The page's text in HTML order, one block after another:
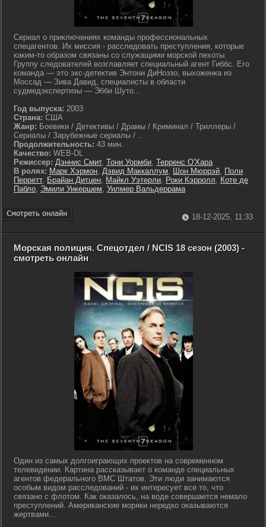
Сериал о приключениях команды профессиональных
спецагентов. Их миссия - расследовать преступления, которые
каким-то образом связаны со служащими морской пехоты.
Группу следователей возглавляет специальный агент Гиббс. Его
команда — это экс-детектив Энтони ДиНоззо, выхоженка из
Моссад — Зива Давид, специалисты в области
судмедэкспертизы — Эбби Шуто...
Год выпуска: 2003
Страна: США
Жанр: Боевики / Детективы / Драмы / Криминал / Триллеры /
Сериалы / Зарубежные сериалы / ..
Продолжительность: 43 мин.
Качество: WEB-DL
Режиссер: Дэннис Смит, Тони Уормби, Терренс О'Хара
В ролях: Марк Хэрмон, Дэвид Маккаллум, Шон Мюррэй, Поли
Перретт, Брайан Дитцен, Майкл Уэтерли, Роки Кэрролл, Коте де
Пабло, Эмили Уикершем, Уилмер Вальдеррама
18-12-2025, 11:33
Морская полиция. Спецотдел / NCIS 18 сезон (2003) -
смотреть онлайн
Один из самых долгоиграющих проектов на современном
телевидении. Картина рассказывает о команде специальных
агентов федерального ВМС Штатов. Эти люди занимаются
особым видом расследований - их интересует все то, что
связано с флотом. Как оказалось, на воде совершается немало
преступлений. Американские моряки нередко оказываются
жертвами...